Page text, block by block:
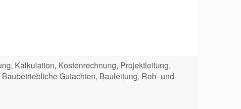
Kalkulation, Kostenrechnung, Projektleitung,
Gutachten, Bauleitung, Roh- und